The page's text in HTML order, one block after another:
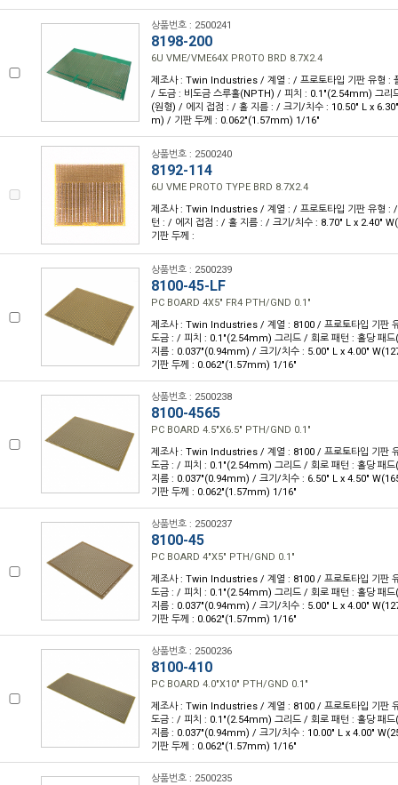
상품번호 : 2500241
8198-200
6U VME/VME64X PROTO BRD 8.7X2.4
제조사 : Twin Industries / 계열 : / 프로토타입 기판 유형 :
/ 도금 : 비도금 스루홀(NPTH) / 피치 : 0.1"(2.54mm) 그리
(원형) / 에지 접점 : / 홀 지름 : / 크기/치수 : 10.50" L x
m) / 기판 두께 : 0.062"(1.57mm) 1/16"
상품번호 : 2500240
8192-114
6U VME PROTO TYPE BRD 8.7X2.4
제조사 : Twin Industries / 계열 : / 프로토타입 기판 유형 :
턴 : / 에지 접점 : / 홀 지름 : / 크기/치수 : 8.70" L x 2.40"
기판 두께 :
상품번호 : 2500239
8100-45-LF
PC BOARD 4X5" FR4 PTH/GND 0.1"
제조사 : Twin Industries / 계열 : 8100 / 프로토타입 기판
도금 : / 피치 : 0.1"(2.54mm) 그리드 / 회로 패턴 : 홀당 패
지름 : 0.037"(0.94mm) / 크기/치수 : 5.00" L x 4.00"
기판 두께 : 0.062"(1.57mm) 1/16"
상품번호 : 2500238
8100-4565
PC BOARD 4.5"X6.5" PTH/GND 0.1"
제조사 : Twin Industries / 계열 : 8100 / 프로토타입 기판
도금 : / 피치 : 0.1"(2.54mm) 그리드 / 회로 패턴 : 홀당 패
지름 : 0.037"(0.94mm) / 크기/치수 : 6.50" L x 4.50"
기판 두께 : 0.062"(1.57mm) 1/16"
상품번호 : 2500237
8100-45
PC BOARD 4"X5" PTH/GND 0.1"
제조사 : Twin Industries / 계열 : 8100 / 프로토타입 기판
도금 : / 피치 : 0.1"(2.54mm) 그리드 / 회로 패턴 : 홀당 패
지름 : 0.037"(0.94mm) / 크기/치수 : 5.00" L x 4.00"
기판 두께 : 0.062"(1.57mm) 1/16"
상품번호 : 2500236
8100-410
PC BOARD 4.0"X10" PTH/GND 0.1"
제조사 : Twin Industries / 계열 : 8100 / 프로토타입 기판
도금 : / 피치 : 0.1"(2.54mm) 그리드 / 회로 패턴 : 홀당 패
지름 : 0.037"(0.94mm) / 크기/치수 : 10.00" L x 4.00"
기판 두께 : 0.062"(1.57mm) 1/16"
상품번호 : 2500235